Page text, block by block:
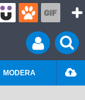
MODERA